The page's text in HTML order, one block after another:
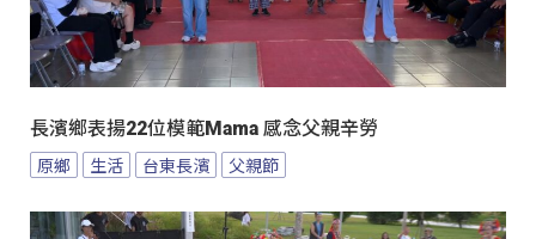
長濱鄉表揚22位模範Mama 感念父親辛勞
原鄉 生活 台東長濱 父親節